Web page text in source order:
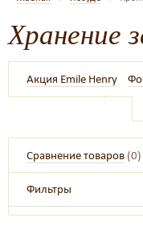
Хранение
Акция Emile Henry
Камни для хлеба и
Другая посуда
Доски
Сравнение товаров (0)
Фильтры